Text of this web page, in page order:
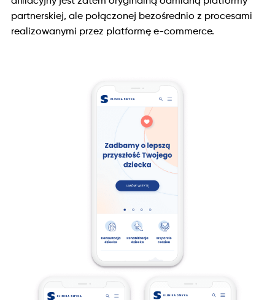
partnerskiej, ale połączonej bezośrednio z procesami
realizowanymi przez platformę e-commerce.